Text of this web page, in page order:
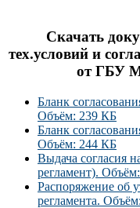
Скачать
тех.условий и
от ГБУ
Бланк
Объём: 239 КБ
Бланк
Объём: 244 КБ
Выдача согласия
регламент).
Распоряжение об
регламента.